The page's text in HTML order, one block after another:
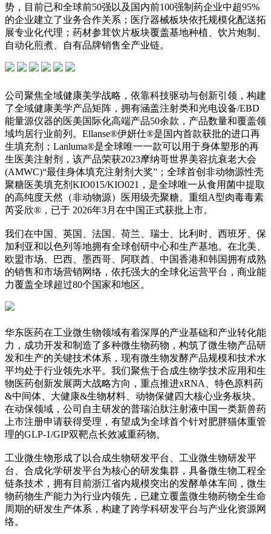
势，目前已和全球前50强以及国内前100强制药企业中超95%
的企业建立了业务合作关系；医疗器械板块依托规模化配送拓
展专业化代理；药材参茸饮片板块覆盖基地种植、饮片炮制、
自动化煎煮、自有品牌销售全产业链。
公司聚焦全域健康美学战略，依靠科技驱动与创新引领，构建
了全域健康美学产品矩阵，拥有涵盖注射类和光电设备/EBD
能量源仪器的医美国际化高端产品50余款，产品数量和覆盖领
域均居行业前列。Ellanse®伊妍仕®是国内首款获批的进口再
生填充剂；Lanluma®是全球唯一一款可以用于身体塑形的再
生医美注射剂，该产品荣获2023摩纳哥世界美容抗衰老大会
(AMWC)“最佳身体填充注射剂大奖”；全球首创非动物源性壳
聚糖医美填充剂KIO015/KIO021，是全球唯一从食用菌中提取
的高纯度天然（非动物源）医用级壳聚糖。重组A型肉毒毒素
芮妥欣®，已于 2026年3月在中国正式获批上市。
我们在中国、英国、法国、荷兰、瑞士、比利时、西班牙、保
加利亚和以色列等地拥有全球创研中心和生产基地。在北美、
欧盟市场、巴西、墨西哥、阿联酋、中国香港和韩国拥有成熟
的销售和市场营销网络，依托强大的全球化运营平台，商业能
力覆盖全球超过80个国家和地区。
华东医药在工业微生物领域有着深厚的产业基础和产业转化能
力，成功开发和制造了多种微生物药物，构筑了微生物产品研
发和生产的关键技术体系，现有微生物发酵产品规模和技术水
平均处于行业领先水平。我们聚焦于合成生物学技术应用和生
物医药创新发展两大战略方向，重点推进xRNA、特色原料药
&中间体、大健康&生物材料、动物保健四大核心业务板块。
在动保领域，公司自主研发的普瑞泊肽注射液中国一类新兽药
上市注册申请获得受理，有望成为全球首个针对肥胖猫体重管
理的GLP-1/GIP双靶点长效减重药物。
工业微生物形成了以合成生物研发平台、工业微生物研发平
台、合成化学研发平台为核心的研发集群，具备微生物工程全
链条技术，拥有目前浙江省内规模突出的发酵单体车间，微生
物药物生产能力为行业内领先，已建立覆盖微生物药物全生命
周期的研发生产体系，构建了跨学科研发平台与产业化资源网
络。